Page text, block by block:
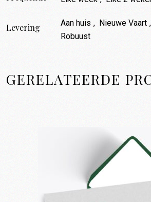
Levering Aan huis , Nieuwe Vaart ,
Robuust
GERELATEERDE